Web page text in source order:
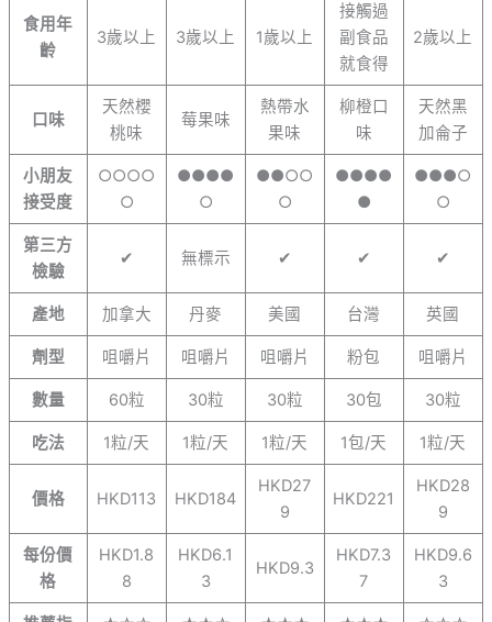
食用年
齡
3歲以上 3歲以上 1歲以上
接觸過
副食品
就食得
2歲以上
口味
天然櫻
桃味
莓果味
熱帶水
果味
柳橙口
味
天然黑
加侖子
小朋友
接受度
○○○○
○
●●●●
○
●●○○
○
●●●●
●
●●●○
○
第三方
檢驗
✔ 無標示 ✔ ✔ ✔
產地 加拿大 丹麥 美國 台灣 英國
劑型 咀嚼片 咀嚼片 咀嚼片 粉包 咀嚼片
數量 60粒 30粒 30粒 30包 30粒
吃法 1粒/天 1粒/天 1粒/天 1包/天 1粒/天
價格 HKD113 HKD184
HKD27
9
HKD221
HKD28
9
每份價
格
HKD1.8
8
HKD6.1
3
HKD9.3
HKD7.3
7
HKD9.6
3